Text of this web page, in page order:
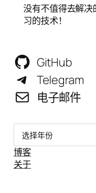
没有不值得去解
习的技术！
GitHub
Telegram
电子邮件
归
档
博客
关于